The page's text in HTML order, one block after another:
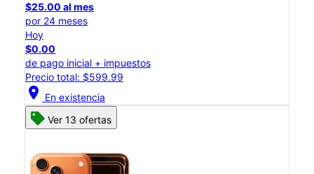
$25.00 al mes
por 24 meses
Hoy
$0.00
de pago inicial + impuestos
Precio total: $599.99
location_on En existencia
Ver 13 ofertas